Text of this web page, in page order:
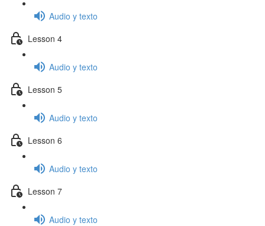
Audio y texto
Lesson 4
Audio y texto
Lesson 5
Audio y texto
Lesson 6
Audio y texto
Lesson 7
Audio y texto